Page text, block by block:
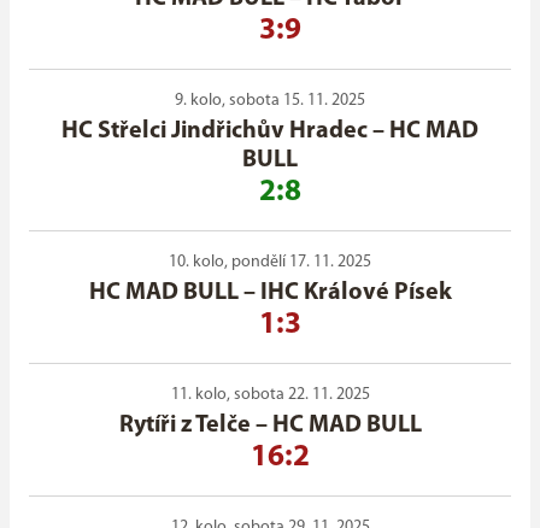
3:9
9. kolo, sobota 15. 11. 2025
HC Střelci Jindřichův Hradec – HC MAD
BULL
2:8
10. kolo, pondělí 17. 11. 2025
HC MAD BULL– IHC Králové Písek
1:3
11. kolo, sobota 22. 11. 2025
Rytíři z Telče – HC MAD BULL
16:2